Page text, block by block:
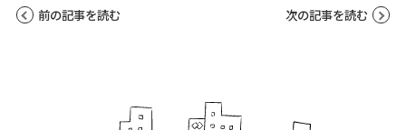
前の記事を読む 次の記事を読む